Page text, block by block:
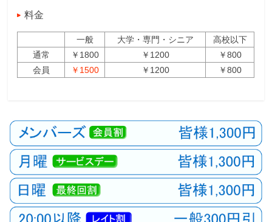
料金
一般 大学・専門・シニア
高校以下
通常
￥1800 ￥1200
￥800
会員
￥1500 ￥1200 ￥800